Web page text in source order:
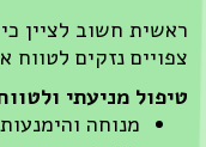
חשוב לציין כי
נזקים לטווח ארוך.
מניעתי ולטווח
מנוחה והימנעות